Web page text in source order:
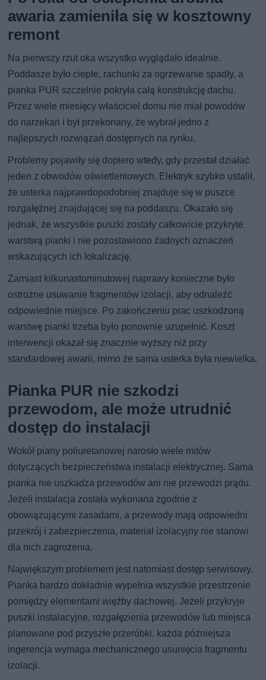
awaria zamieniła się w kosztowny
remont
Na pierwszy rzut oka wszystko wyglądało idealnie.
Poddasze było ciepłe, rachunki za ogrzewanie spadły, a
pianka PUR szczelnie pokryła całą konstrukcję dachu.
Przez wiele miesięcy właściciel domu nie miał powodów
do narzekań i był przekonany, że wybrał jedno z
najlepszych rozwiązań dostępnych na rynku.
Problemy pojawiły się dopiero wtedy, gdy przestał działać
jeden z obwodów oświetleniowych. Elektryk szybko ustalił,
że usterka najprawdopodobniej znajduje się w puszce
rozgałęźnej znajdującej się na poddaszu. Okazało się
jednak, że wszystkie puszki zostały całkowicie przykryte
warstwą pianki i nie pozostawiono żadnych oznaczeń
wskazujących ich lokalizację.
Zamiast kilkunastominutowej naprawy konieczne było
ostrożne usuwanie fragmentów izolacji, aby odnaleźć
odpowiednie miejsce. Po zakończeniu prac uszkodzoną
warstwę pianki trzeba było ponownie uzupełnić. Koszt
interwencji okazał się znacznie wyższy niż przy
standardowej awarii, mimo że sama usterka była niewielka.
Pianka PUR nie szkodzi
przewodom, ale może utrudnić
dostęp do instalacji
Wokół piany poliuretanowej narosło wiele mitów
dotyczących bezpieczeństwa instalacji elektrycznej. Sama
pianka nie uszkadza przewodów ani nie przewodzi prądu.
Jeżeli instalacja została wykonana zgodnie z
obowiązującymi zasadami, a przewody mają odpowiedni
przekrój i zabezpieczenia, materiał izolacyjny nie stanowi
dla nich zagrożenia.
Największym problemem jest natomiast dostęp serwisowy.
Pianka bardzo dokładnie wypełnia wszystkie przestrzenie
pomiędzy elementami więźby dachowej. Jeżeli przykryje
puszki instalacyjne, rozgałęzienia przewodów lub miejsca
planowane pod przyszłe przeróbki, każda późniejsza
ingerencja wymaga mechanicznego usunięcia fragmentu
izolacji.